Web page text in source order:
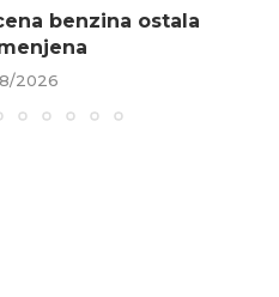
benzina ostala
2026